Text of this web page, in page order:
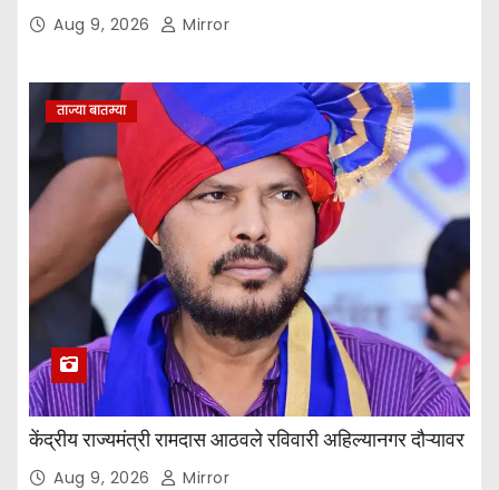
Aug 9, 2026 Mirror
ताज्या बातम्या
केंद्रीय राज्यमंत्री रामदास आठवले रविवारी अहिल्यानगर दौऱ्यावर
Aug 9, 2026 Mirror